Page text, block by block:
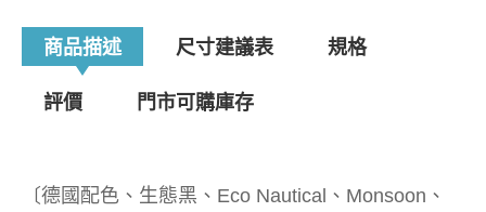
商品描述 尺寸建議表 規格
評價 門市可購庫存
〔德國配色、生態黑、Eco Nautical、Monsoon、